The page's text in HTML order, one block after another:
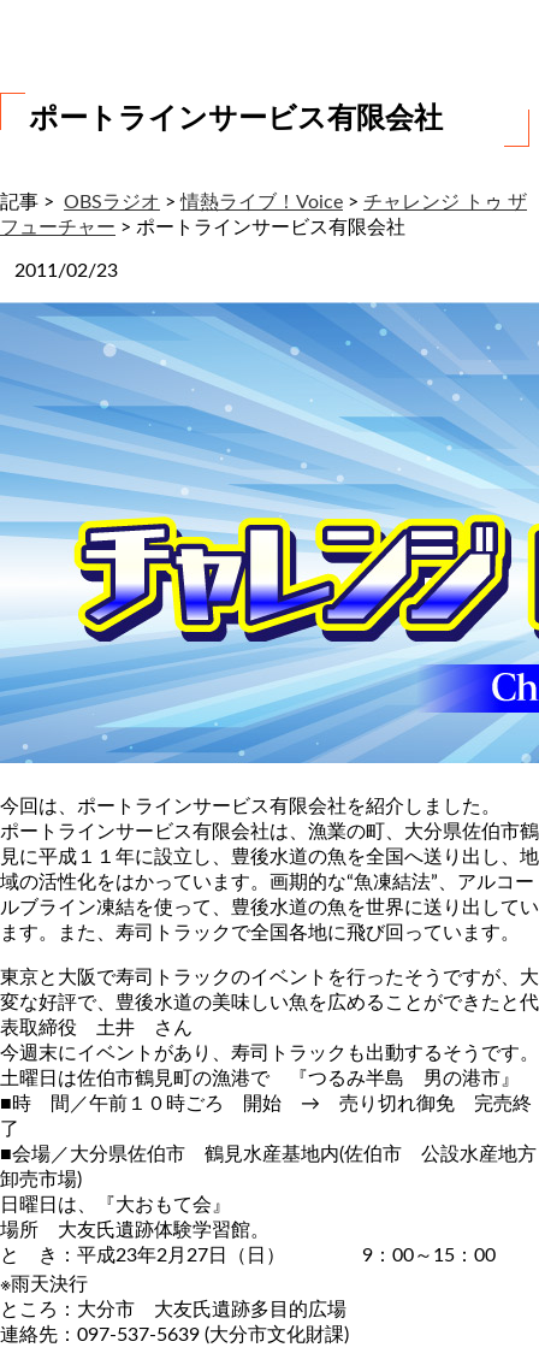
ポートラインサービス有限会社
記事 > OBSラジオ >情熱ライブ！Voice > チャレンジ トゥ ザ
フューチャー > ポートラインサービス有限会社
2011/02/23
今回は、ポートラインサービス有限会社を紹介しました。
ポートラインサービス有限会社は、漁業の町、大分県佐伯市鶴
見に平成１１年に設立し、豊後水道の魚を全国へ送り出し、地
域の活性化をはかっています。画期的な“魚凍結法”、アルコー
ルブライン凍結を使って、豊後水道の魚を世界に送り出してい
ます。また、寿司トラックで全国各地に飛び回っています。
東京と大阪で寿司トラックのイベントを行ったそうですが、大
変な好評で、豊後水道の美味しい魚を広めることができたと代
表取締役 土井 さん
今週末にイベントがあり、寿司トラックも出動するそうです。
土曜日は佐伯市鶴見町の漁港で 『つるみ半島 男の港市』
■時 間／午前１０時ごろ 開始 → 売り切れ御免 完売終
了
■会場／大分県佐伯市 鶴見水産基地内(佐伯市 公設水産地方
卸売市場)
日曜日は、『大おもて会』
場所 大友氏遺跡体験学習館。
と き：平成23年2月27日（日） 9：00～15：00
※雨天決行
ところ：大分市 大友氏遺跡多目的広場
連絡先：097-537-5639 (大分市文化財課)